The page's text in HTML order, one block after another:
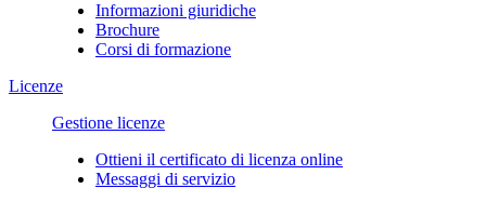
Informazioni giuridiche
Brochure
Corsi di formazione
Licenze
Gestione licenze
Ottieni il certificato di licenza online
Messaggi di servizio